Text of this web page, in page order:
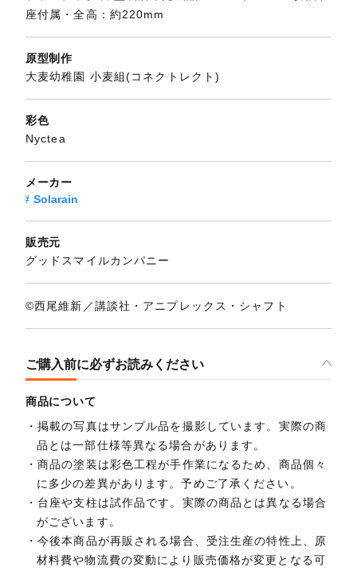
座付属・全高：約220mm
原型制作
大麦幼稚園 小麦組(コネクトレクト)
彩色
Nyctea
メーカー
Solarain
販売元
グッドスマイルカンパニー
©西尾維新／講談社・アニプレックス・シャフト
ご購入前に必ずお読みください
商品について
掲載の写真はサンプル品を撮影しています。実際の商
品とは一部仕様等異なる場合があります。
商品の塗装は彩色工程が手作業になるため、商品個々
に多少の差異があります。予めご了承ください。
台座や支柱は試作品です。実際の商品とは異なる場合
がございます。
今後本商品が再販される場合、受注生産の特性上、原
材料費や物流費の変動により販売価格が変更となる可